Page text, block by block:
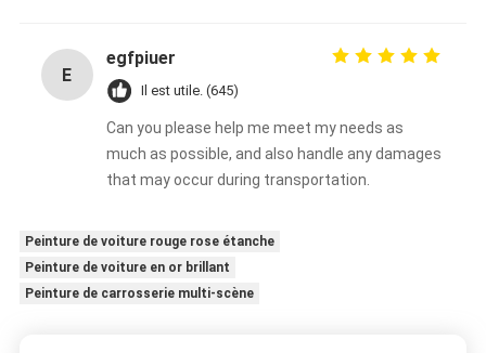
E
egfpiuer
Il est utile. (645)
Can you please help me meet my needs as
much as possible, and also handle any damages
that may occur during transportation.
Peinture de voiture rouge rose étanche
Peinture de voiture en or brillant
Peinture de carrosserie multi-scène